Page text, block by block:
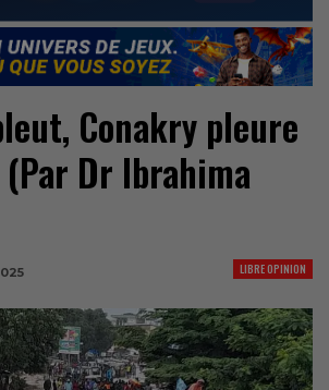
Conakry pleure
Dr Ibrahima
LIBRE OPINION